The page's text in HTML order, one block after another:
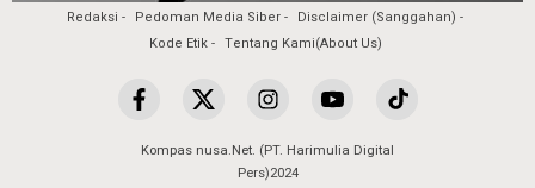
Redaksi Pedoman Media Siber
Disclaimer (Sanggahan)
Kode Etik
Tentang Kami(About Us)
Kompas nusa.Net. (PT. Harimulia Digital
Pers)2024